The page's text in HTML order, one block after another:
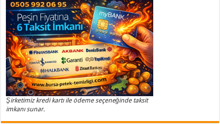
Şirketimiz kredi kartı ile ödeme seçeneğinde taksit
imkanı sunar.